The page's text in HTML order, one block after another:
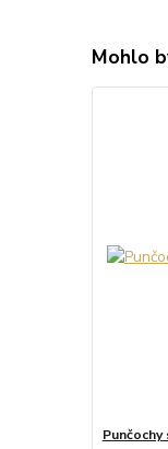
Mohlo